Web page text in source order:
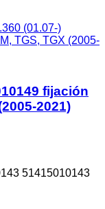
(01.07-)
TGS, TGX (2005-
fijación
2021)
51415010143